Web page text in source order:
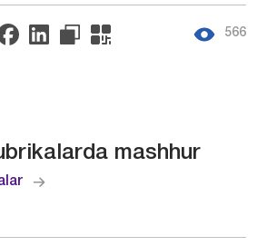
566
mashhur